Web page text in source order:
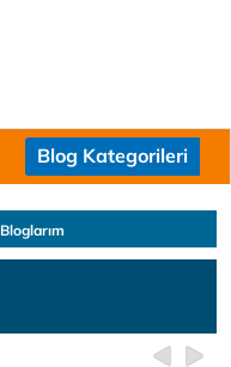
Blog Kategorileri
Bloglarım